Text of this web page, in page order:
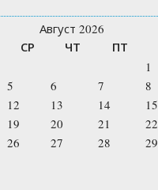
Август 2026
СР ЧТ ПТ
1
5 6 7 8
12 13 14 15
19 20 21 22
26 27 28 29